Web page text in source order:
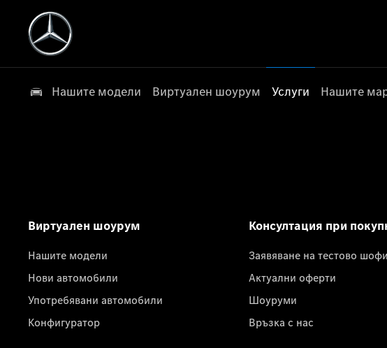
Нашите модели Виртуален шоурум Услуги Нашите
Виртуален шоурум
Нашите модели
Нови автомобили
Употребявани автомобили
Конфигуратор
Консултация при
Заявяване на тестово
Актуални оферти
Шоуруми
Връзка с нас